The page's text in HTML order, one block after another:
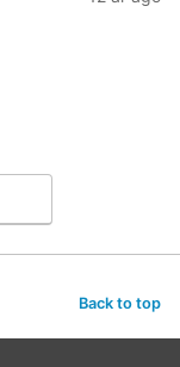
Back to top